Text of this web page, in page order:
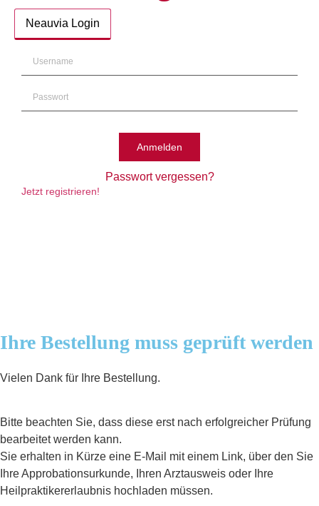
Neauvia Login
Anmelden
Passwort vergessen?
Jetzt registrieren!
Ihre Bestellung muss geprüft werden
Vielen Dank für Ihre Bestellung.
Bitte beachten Sie, dass diese erst nach erfolgreicher Prüfung
bearbeitet werden kann.
Sie erhalten in Kürze eine E-Mail mit einem Link, über den Sie
Ihre Approbationsurkunde, Ihren Arztausweis oder Ihre
Heilpraktikererlaubnis hochladen müssen.